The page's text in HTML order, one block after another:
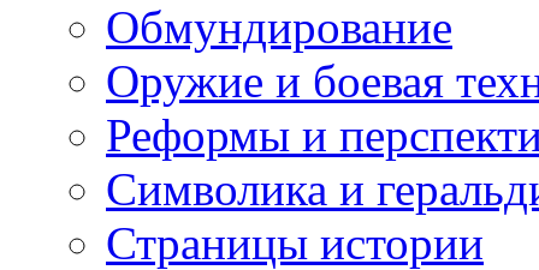
Обмундирование
Оружие и боевая
Реформы и
Символика и
Страницы истории